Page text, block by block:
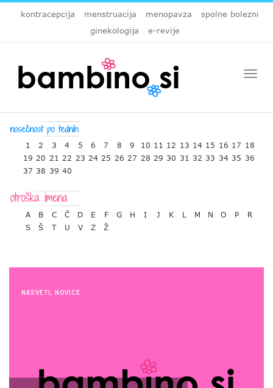
kontracepcija menstruacija menopavza
spolne bolezni
ginekologija
e-revije
1 2 3 4 5 6 7 8 9 10 11 12 13 14 15 16 17 18
19 20 21 22 23 24 25 26 27 28 29 30 31 32 33 34 35 36
37 38 39 40
A B C Č D E F G H I J K L M N O P
R
S
Š T U V Z Ž
NASVETI NOVICE